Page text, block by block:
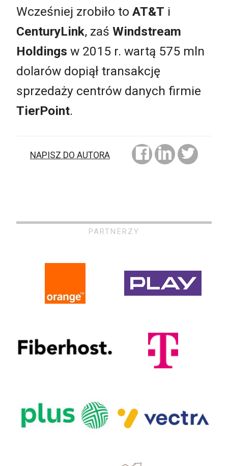
Wcześniej zrobiło to AT&T i
CenturyLink, zaś Windstream
Holdings w 2015 r. wartą 575 mln
dolarów dopiął transakcję
sprzedaży centrów danych firmie
TierPoint.
NAPISZ DO AUTORA
PARTNERZY